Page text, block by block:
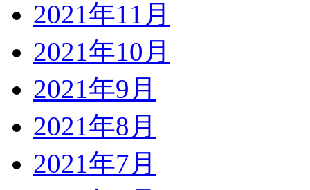
2021年11月
2021年10月
2021年9月
2021年8月
2021年7月